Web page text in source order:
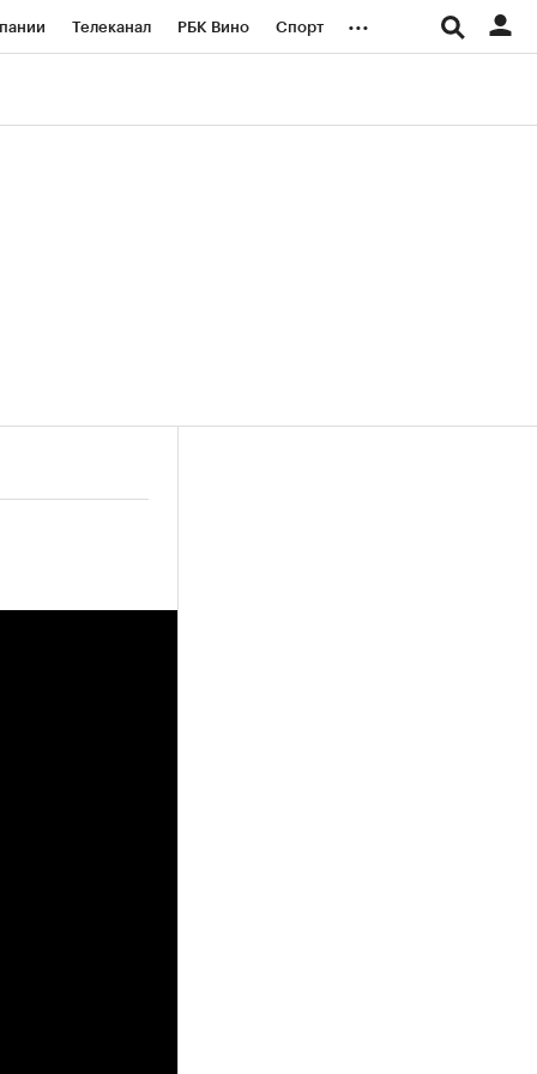
Телеканал РБК Вино Спорт ...